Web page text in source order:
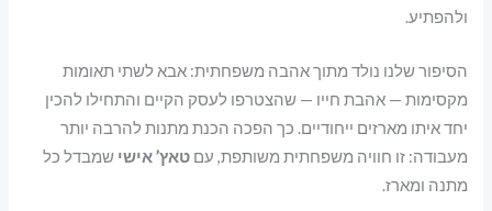
ולהפתיע.
הסיפור שלנו נולד מתוך אהבה משפחתית: אבא לשתי תאומות
מקסימות — אהבת חייו — שהצטרפו לעסק הקיים והתחילו להכין
יחד איתו מארזים ייחודיים. כך הפכה הכנת מתנות להרבה יותר
מעבודה: זו חוויה משפחתית משותפת, עםטאץ’ אישי שמבדל כל
מתנה ומארז.